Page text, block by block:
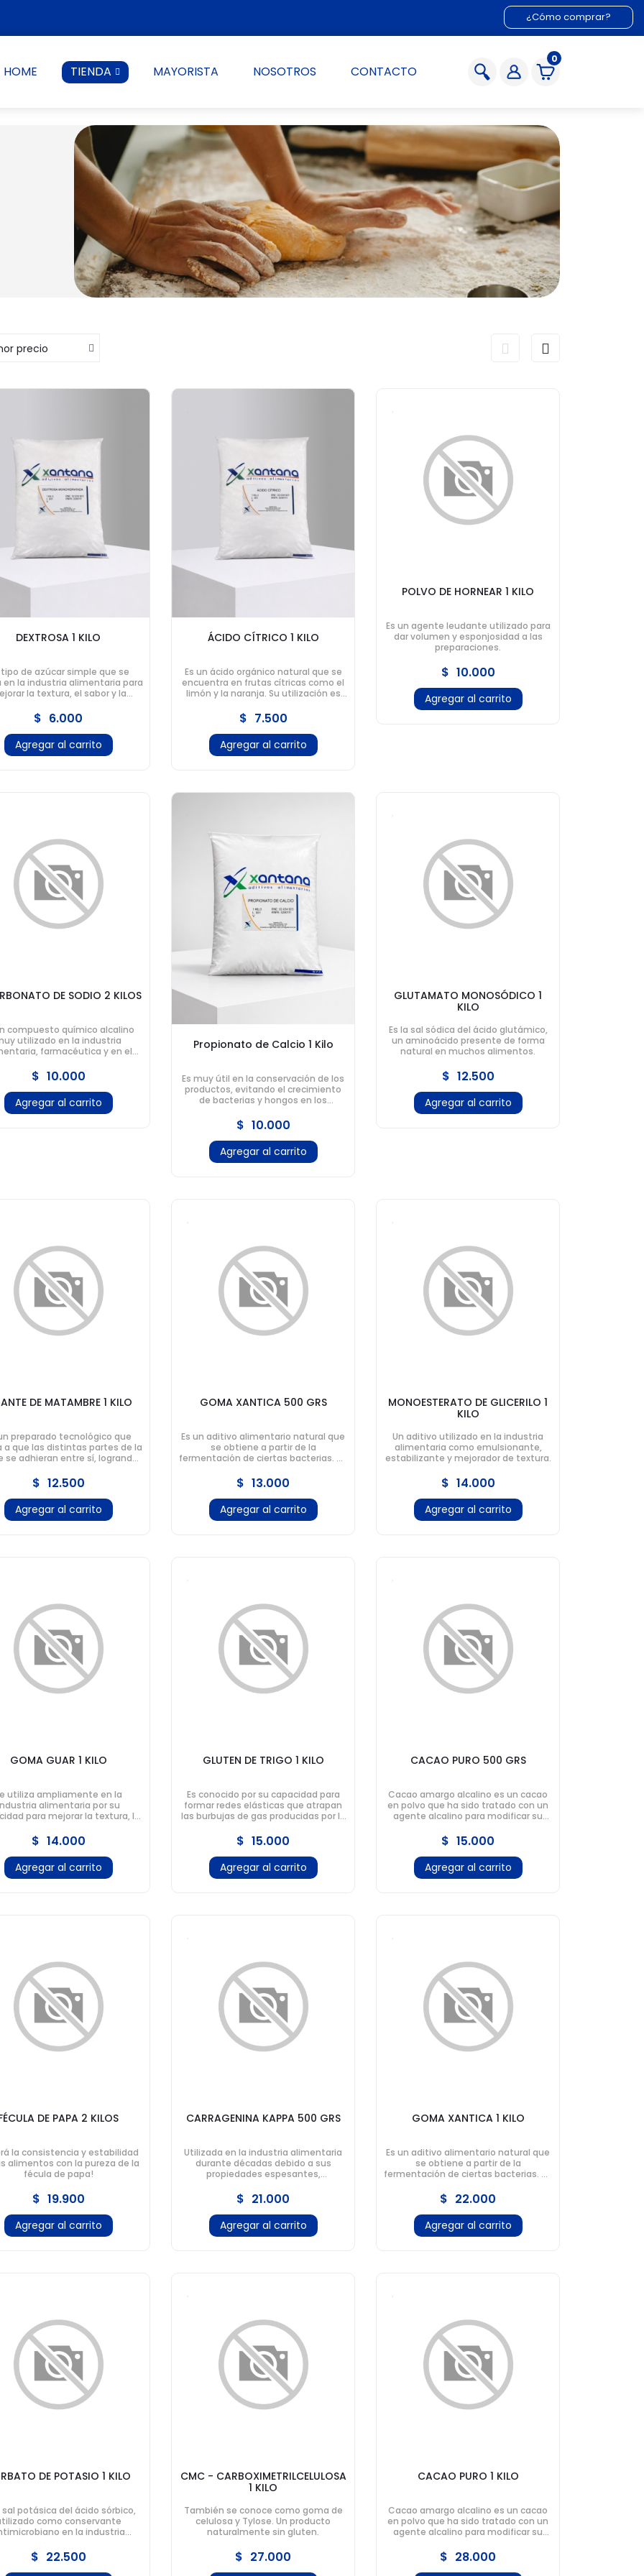
¿Cómo comprar?
HOME TIENDA MAYORISTA NOSOTROS CONTACTO
0
precio
DEXTROSA 1 KILO
tipo de azúcar simple que se
en la industria alimentaria para
la textura, el sabor y la
el deporte.
$ 6.000
Agregar al carrito
ÁCIDO CÍTRICO 1 KILO
Es un ácido orgánico natural que se
encuentra en frutas cítricas como el
limón y la naranja. Su utilización es
$ 7.500
Agregar al carrito
POLVO DE HORNEAR 1 KILO
Es un agente leudante utilizado para
dar volumen y esponjosidad a las
preparaciones.
$ 10.000
Agregar al carrito
DE SODIO 2 KILOS
compuesto químico alcalino
utilizado en la industria
farmacéutica y en el
muchas preparaciones.
$ 10.000
Agregar al carrito
Propionato de Calcio 1 Kilo
Es muy útil en la conservación de los
productos, evitando el crecimiento
de bacterias y hongos en los
$ 10.000
Agregar al carrito
GLUTAMATO MONOSÓDICO 1
KILO
Es la sal sódica del ácido glutámico,
un aminoácido presente de forma
natural en muchos alimentos.
$ 12.500
Agregar al carrito
DE MATAMBRE 1 KILO
preparado tecnológico que
a que las distintas partes de la
se adhieran entre sí, logrando
fácil de cortar.
$ 12.500
Agregar al carrito
GOMA XANTICA 500 GRS
Es un aditivo alimentario natural que
se obtiene a partir de la
fermentación de ciertas bacterias. Se
espesar y estabilizar los alimentos.
$ 13.000
Agregar al carrito
MONOESTERATO DE GLICERILO 1
KILO
Un aditivo utilizado en la industria
alimentaria como emulsionante,
estabilizante y mejorador de textura.
$ 14.000
Agregar al carrito
GOMA GUAR 1 KILO
utiliza ampliamente en la
alimentaria por su
para mejorar la textura, la
productos.
$ 14.000
Agregar al carrito
GLUTEN DE TRIGO 1 KILO
Es conocido por su capacidad para
formar redes elásticas que atrapan
las burbujas de gas producidas por la
$ 15.000
Agregar al carrito
CACAO PURO 500 GRS
Cacao amargo alcalino es un cacao
en polvo que ha sido tratado con un
agente alcalino para modificar su
comportamiento en recetas.
$ 15.000
Agregar al carrito
DE PAPA 2 KILOS
la consistencia y estabilidad
alimentos con la pureza de la
fécula de papa!
$ 19.900
Agregar al carrito
CARRAGENINA KAPPA 500 GRS
Utilizada en la industria alimentaria
durante décadas debido a sus
propiedades espesantes,
$ 21.000
Agregar al carrito
GOMA XANTICA 1 KILO
Es un aditivo alimentario natural que
se obtiene a partir de la
fermentación de ciertas bacterias. Se
espesar y estabilizar los alimentos.
$ 22.000
Agregar al carrito
DE POTASIO 1 KILO
sal potásica del ácido sórbico,
como conservante
en la industria
$ 22.500
CMC - CARBOXIMETRILCELULOSA
1 KILO
También se conoce como goma de
celulosa y Tylose. Un producto
naturalmente sin gluten.
$ 27.000
CACAO PURO 1 KILO
Cacao amargo alcalino es un cacao
en polvo que ha sido tratado con un
agente alcalino para modificar su
comportamiento en recetas.
$ 28.000